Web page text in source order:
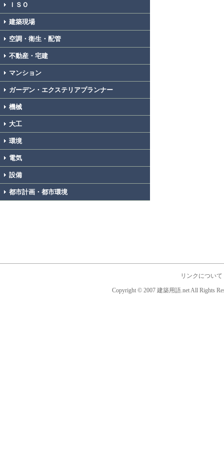
ＩＳＯ
建築現場
空調・衛生・配管
不動産・宅建
マンション
ガーデン・エクステリアプランナー
機械
大工
環境
電気
設備
都市計画・都市環境
リンクについて
Copyright © 2007 建築用語.net All Rights